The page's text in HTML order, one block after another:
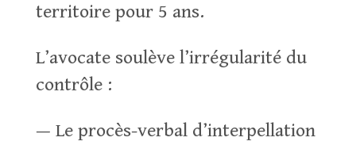
territoire pour 5 ans.
L’avocate soulève l’irrégularité du
contrôle :
— Le procès-verbal d’interpellation